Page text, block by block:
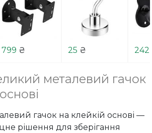
799 ₴ 25 ₴ 242
металевий гачок
гачок на клейкій основі —
рішення для зберігання